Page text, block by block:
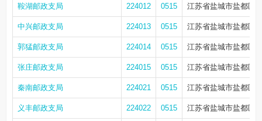
鞍湖邮政支局 224012 0515 江苏省盐城市盐都区
中兴邮政支局 224013 0515 江苏省盐城市盐都区
郭猛邮政支局 224014 0515 江苏省盐城市盐都区
张庄邮政支局 224015 0515 江苏省盐城市盐都区
秦南邮政支局 224021 0515 江苏省盐城市盐都区
义丰邮政支局 224022 0515 江苏省盐城市盐都区